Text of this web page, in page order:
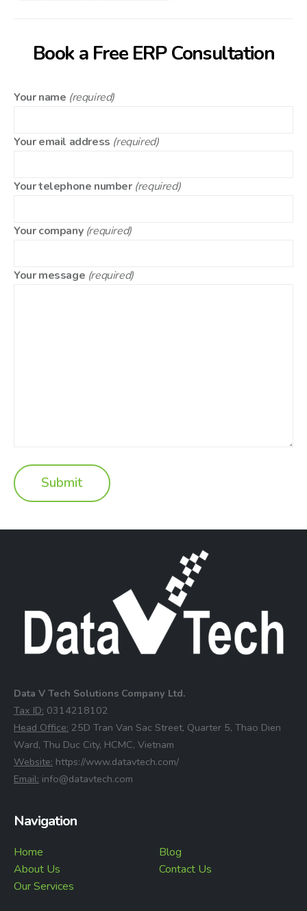
Book a Free ERP Consultation
Your name (required)
Your email address (required)
Your telephone number (required)
Your company (required)
Your message (required)
Data V Tech Solutions Company Ltd.
⁠Tax ID: 0314218102
⁠Head Office: 25D Tran Van Sac Street, Quarter 5, Thao Dien
Ward, Thu Duc City, HCMC, Vietnam
⁠Website: https://www.datavtech.com/
⁠Email: info@datavtech.com
Navigation
Home
About Us
Our Services
Blog
Contact Us